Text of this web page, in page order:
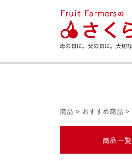
商品 > おすすめ商品 >
商品一覧